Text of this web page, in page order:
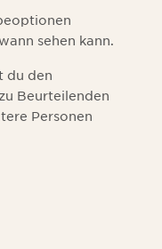
sehen kann.
du den
Beurteilenden
Personen